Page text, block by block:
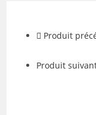
Produit
Produit